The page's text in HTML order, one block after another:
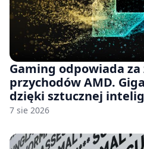
Gaming odpowiada za
przychodów AMD.
dzięki sztucznej
7 sie 2026